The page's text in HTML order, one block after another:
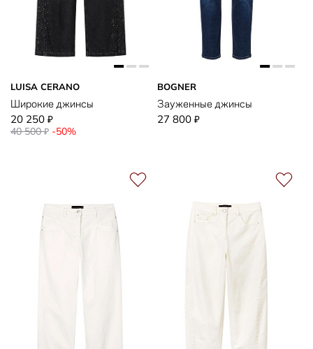
LUISA CERANO
Широкие джинсы
20 250 ₽
40 500₽ -50%
BOGNER
Зауженные джинсы
27 800 ₽